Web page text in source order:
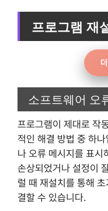
프로그램 재
소프트웨어 오
프로그램이 제대로 작
적인 해결 방법 중 하
나 오류 메시지를 표시
손상되었거나 설정이
럴 때 재설치를 통해
결할 수 있습니다.